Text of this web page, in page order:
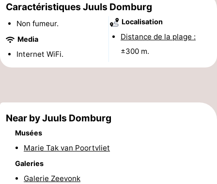
Domburg
Westhove
Hôtels
Last
Voir
faire
Lieux
d'intérêt
Musées
Caractéristiques Juuls Domburg
Non fumeur.
Media
Internet WiFi.
Localisation
Distance de la plage :
±300 m.
Near by Juuls Domburg
Musées
Marie Tak van Poortvliet
Galeries
Galerie Zeevonk